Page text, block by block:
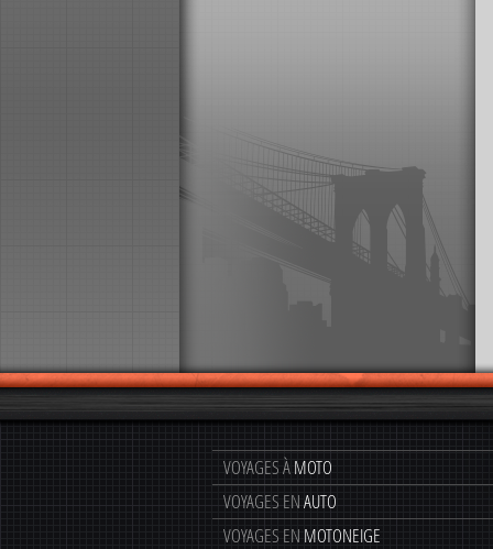
VOYAGES ÀMOTO
VOYAGES ENAUTO
VOYAGES EN MOTONEIGE